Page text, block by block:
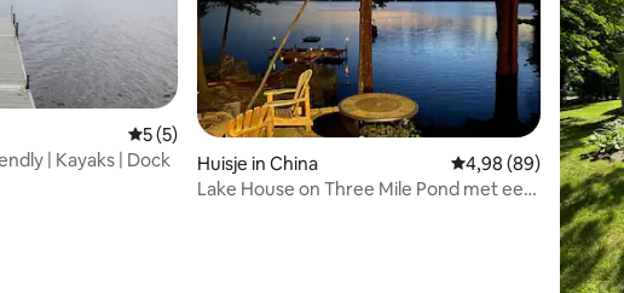
op 5, 31 recensies
Gemiddelde beoordeling van 5 op 5, 5 recensies
5 (5)
| Kayaks | Dock
Huisje in China Gemiddelde
4,98 (89)
Lake House on Three Mile Pond met een